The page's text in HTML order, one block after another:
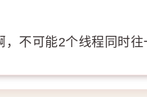
不可能2个线程同时往